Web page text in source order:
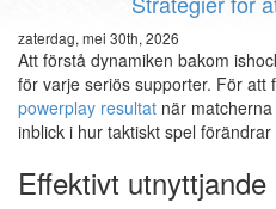
zaterdag, mei 30th, 2026
Att förstå dynamiken bakom
för varje seriös supporter. För
powerplay resultat när
inblick i hur taktiskt spel
Effektivt